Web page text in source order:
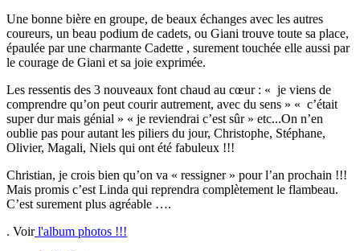
Une bonne bière en groupe, de beaux échanges avec les autres
coureurs, un beau podium de cadets, ou Giani trouve toute sa place,
épaulée par une charmante Cadette , surement touchée elle aussi par
le courage de Giani et sa joie exprimée.
Les ressentis des 3 nouveaux font chaud au cœur : « je viens de
comprendre qu’on peut courir autrement, avec du sens » « c’était
super dur mais génial » « je reviendrai c’est sûr » etc...On n’en
oublie pas pour autant les piliers du jour, Christophe, Stéphane,
Olivier, Magali, Niels qui ont été fabuleux !!!
Christian, je crois bien qu’on va « ressigner » pour l’an prochain !!!
Mais promis c’est Linda qui reprendra complètement le flambeau.
C’est surement plus agréable ….
. Voirl'album photos !!!